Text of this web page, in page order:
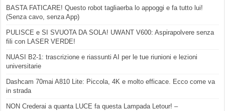
BASTA FATICARE! Questo robot tagliaerba lo appoggi e fa tutto lui!
(Senza cavo, senza App)
PULISCE e SI SVUOTA DA SOLA! UWANT V600: Aspirapolvere senza
fili con LASER VERDE!
NUASI B2-1: trascrizione e riassunti AI per le tue riunioni e lezioni
universitarie
Dashcam 70mai A810 Lite: Piccola, 4K e molto efficace. Ecco come va
in strada
NON Crederai a quanta LUCE fa questa Lampada Letour! –